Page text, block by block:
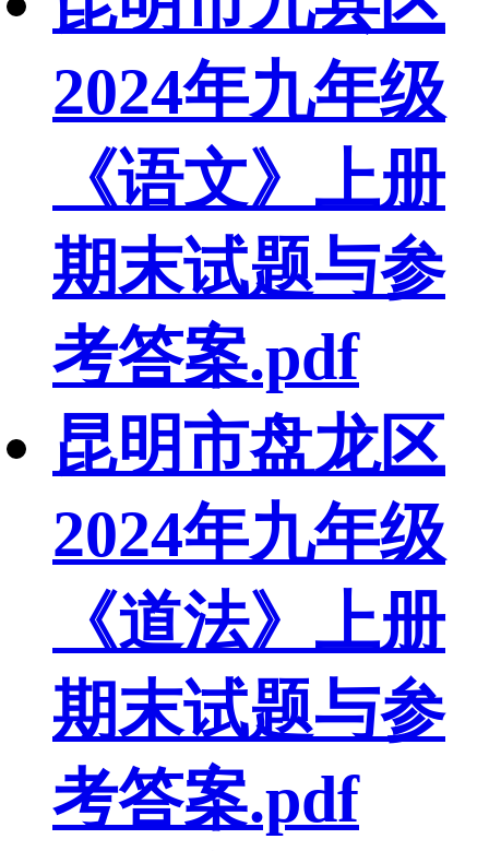
2024年九年级
《语文》上册
期末试题与参
考答案.pdf
昆明市盘龙区
2024年九年级
《道法》上册
期末试题与参
考答案.pdf